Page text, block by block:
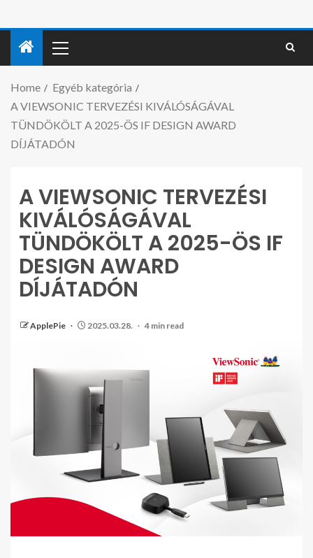
Home
Egyéb kategória
A VIEWSONIC TERVEZÉSI KIVÁLÓSÁGÁVAL
TÜNDÖKÖLT A 2025-ÖS IF DESIGN AWARD
DÍJÁTADÓN
A VIEWSONIC TERVEZÉSI
KIVÁLÓSÁGÁVAL
TÜNDÖKÖLT A 2025-ÖS IF
DESIGN AWARD
DÍJÁTADÓN
ApplePie 2025.03.28. 4 min read